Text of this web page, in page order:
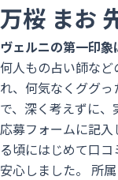
万桜 まお
ヴェルニの第一印象
何人もの占い師な
れ、何気なくググ
で、深く考えずに
応募フォームに記
る頃にはじめて口
安心しました。 所